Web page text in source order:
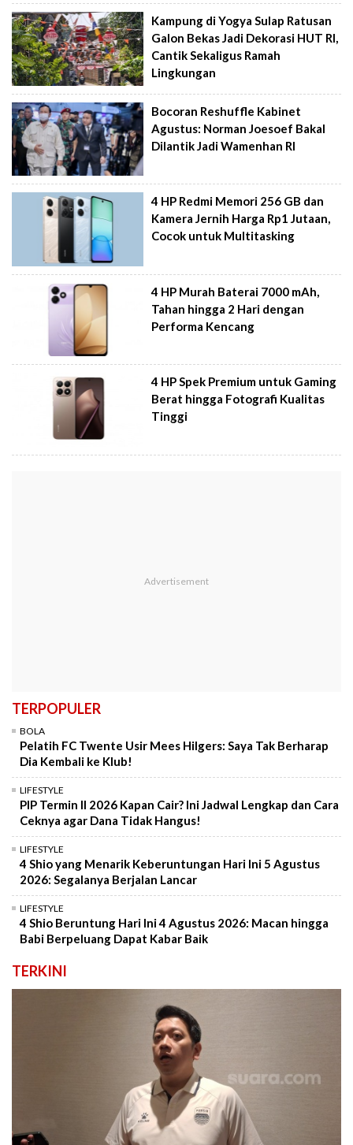
Kampung di Yogya Sulap Ratusan
Galon Bekas Jadi Dekorasi HUT RI,
Cantik Sekaligus Ramah
Lingkungan
Bocoran Reshuffle Kabinet
Agustus: Norman Joesoef Bakal
Dilantik Jadi Wamenhan RI
4 HP Redmi Memori 256 GB dan
Kamera Jernih Harga Rp1 Jutaan,
Cocok untuk Multitasking
4 HP Murah Baterai 7000 mAh,
Tahan hingga 2 Hari dengan
Performa Kencang
4 HP Spek Premium untuk Gaming
Berat hingga Fotografi Kualitas
Tinggi
TERPOPULER
BOLA
Pelatih FC Twente Usir Mees Hilgers: Saya Tak Berharap
Dia Kembali ke Klub!
LIFESTYLE
PIP Termin II 2026 Kapan Cair? Ini Jadwal Lengkap dan Cara
Ceknya agar Dana Tidak Hangus!
LIFESTYLE
4 Shio yang Menarik Keberuntungan Hari Ini 5 Agustus
2026: Segalanya Berjalan Lancar
LIFESTYLE
4 Shio Beruntung Hari Ini 4 Agustus 2026: Macan hingga
Babi Berpeluang Dapat Kabar Baik
TERKINI